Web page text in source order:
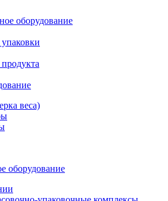
оборудование
веса)
оборудование